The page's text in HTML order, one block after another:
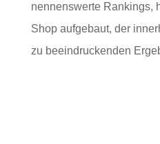
nennenswerte Rankings,
Shop aufgebaut, der
zu beeindruckenden